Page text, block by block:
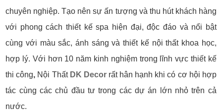
chuyên nghiệp. Tạo nên sự ấn tượng và thu hút khách hàng
với phong cách thiết kế spa hiện đại, độc đáo và nổi bật
cùng với màu sắc, ánh sáng và thiết kế nội thất khoa học,
hợp lý. Với hơn 10 năm kinh nghiệm trong lĩnh vực thiết kế
thi công, Nội Thất DK Decorrất hân hạnh khi có cơ hội hợp
tác cùng các chủ đầu tư trong các dự án lớn nhỏ trên cả
nước.